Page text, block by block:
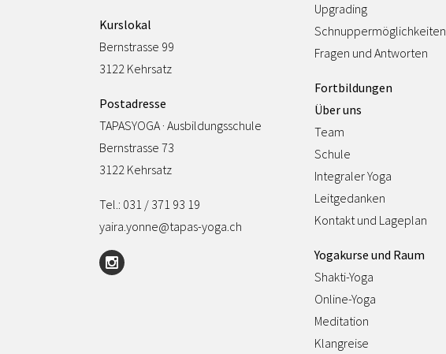
Kurslokal
Bernstrasse 99
3122 Kehrsatz
Postadresse
TAPASYOGA · Ausbildungsschule
Bernstrasse 73
3122 Kehrsatz
Tel.: 031 / 371 93 19
yaira.yonne@tapas-yoga.ch
Upgrading
Schnuppermöglichkeiten
Fragen und Antworten
Fortbildungen
Über uns
Team
Schule
Integraler Yoga
Leitgedanken
Kontakt und Lageplan
Yogakurse und Raum
Shakti-Yoga
Online-Yoga
Meditation
Klangreise